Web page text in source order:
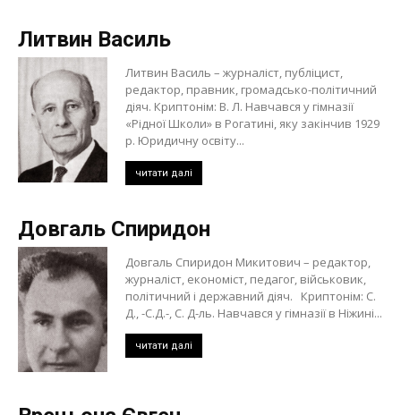
Литвин Василь
Литвин Василь – журналіст, публіцист,
редактор, правник, громадсько-політичний
діяч. Криптонім: В. Л. Навчався у гімназії
«Рідної Школи» в Рогатині, яку закінчив 1929
р. Юридичну освіту...
читати далі
Довгаль Спиридон
Довгаль Спиридон Микитович – редактор,
журналіст, економіст, педагог, військовик,
політичний і державний діяч. Криптонім: С.
Д., -С.Д.-, С. Д-ль. Навчався у гімназії в Ніжині...
читати далі